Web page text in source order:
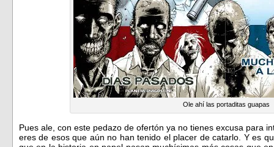
Ole ahí las portaditas guapas
Pues ale, con este pedazo de ofertón ya no tienes excusa para
eres de esos que aún no han tenido el placer de catarlo. Y es